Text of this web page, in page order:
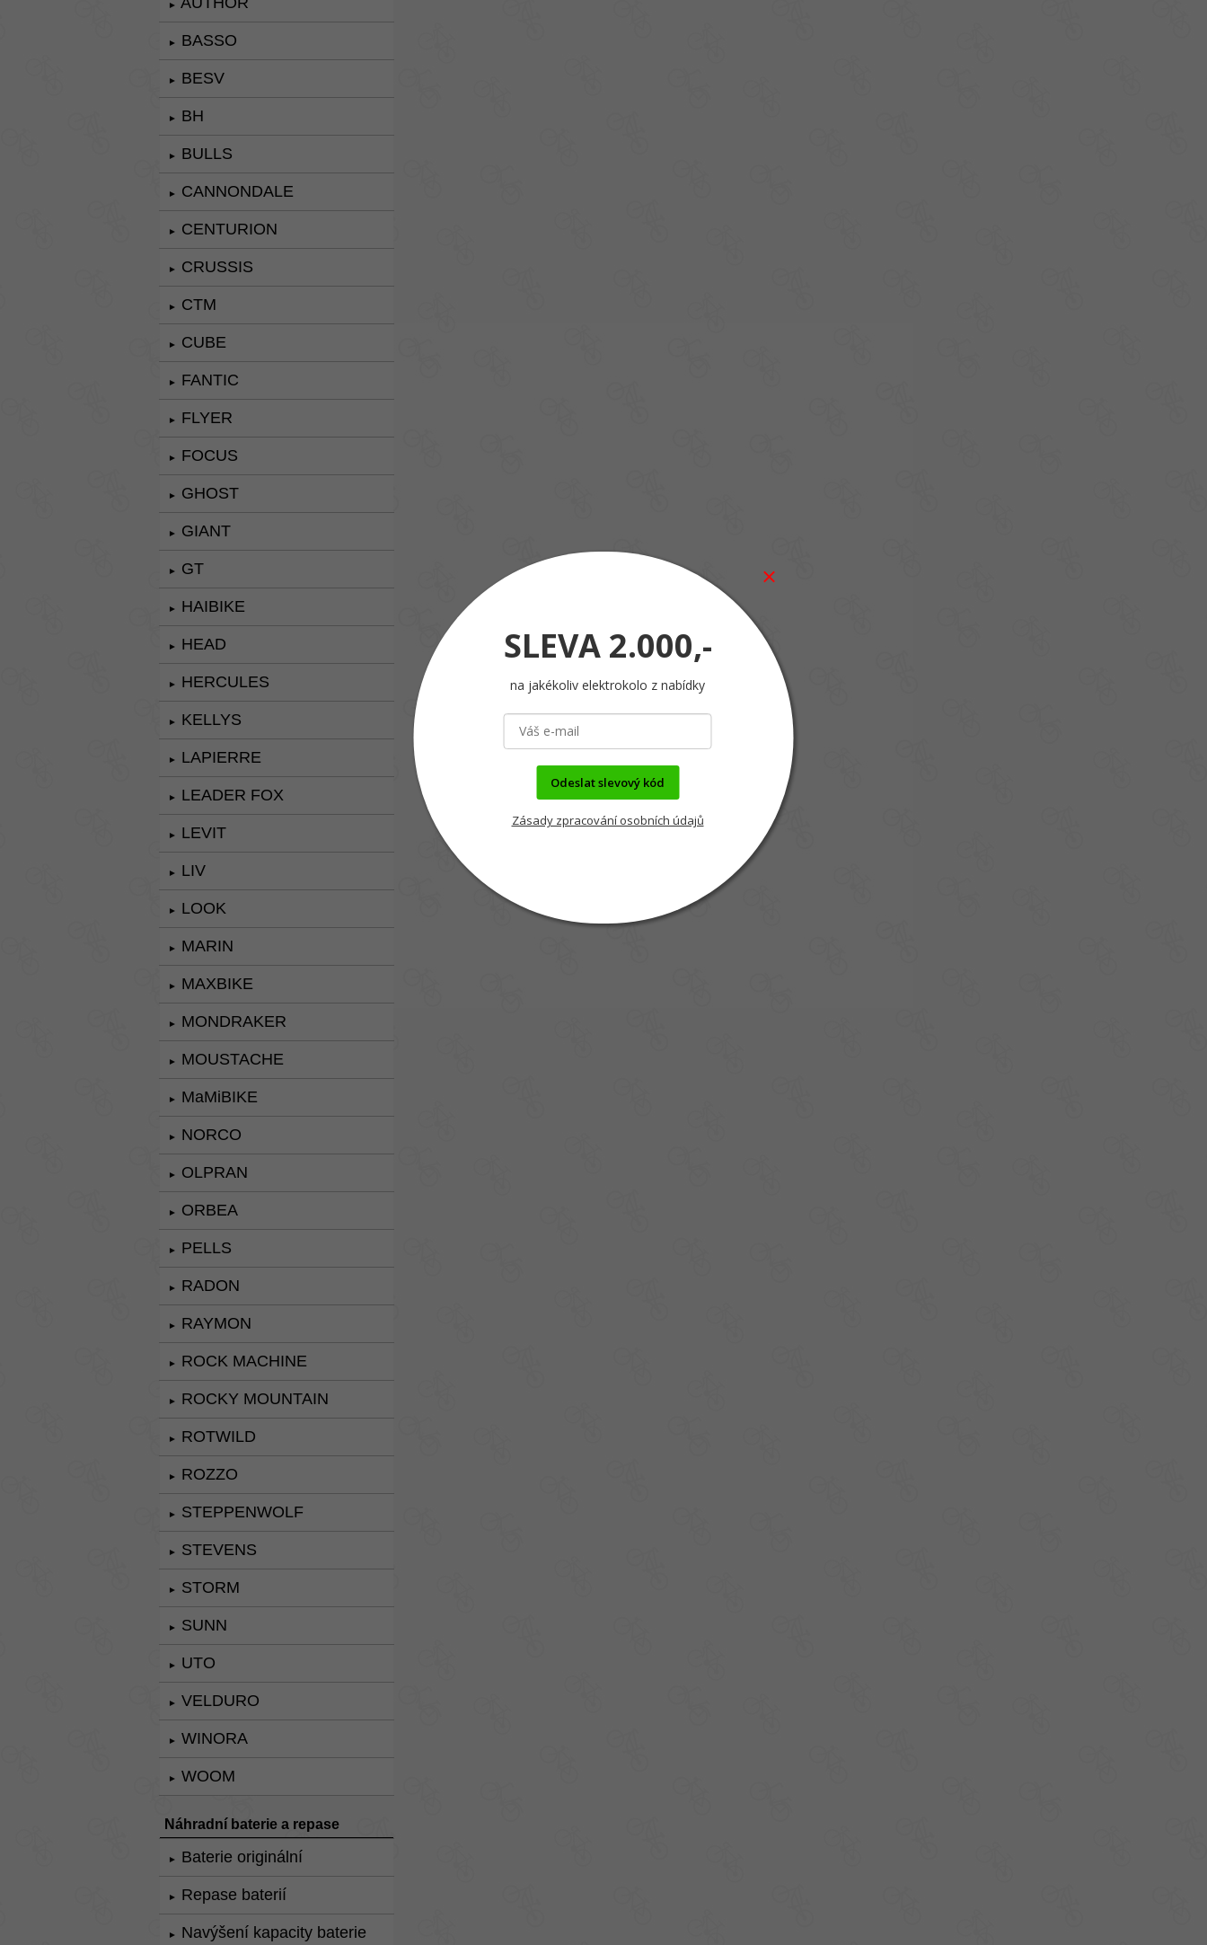
►
► BASSO
► BESV
► BH
► BULLS
► CANNONDALE
► CENTURION
► CRUSSIS
► CTM
► CUBE
► FANTIC
► FLYER
► FOCUS
► GHOST
► GIANT
► GT
► HAIBIKE
► HEAD
► HERCULES
► KELLYS
► LAPIERRE
► LEADER FOX
► LEVIT
► LIV
► LOOK
► MARIN
► MAXBIKE
► MONDRAKER
► MOUSTACHE
► MaMiBIKE
► NORCO
► OLPRAN
► ORBEA
► PELLS
► RADON
► RAYMON
► ROCK MACHINE
► ROCKY MOUNTAIN
► ROTWILD
► ROZZO
► STEPPENWOLF
► STEVENS
► STORM
► SUNN
► UTO
► VELDURO
► WINORA
► WOOM
Náhradní baterie a repase
► Baterie originální
► Repase baterií
► Navýšení kapacity baterie
SLEVA 2.000,-
na jakékoliv elektrokolo z nabídky
Odeslat slevový kód
Zásady zpracování osobních údajů